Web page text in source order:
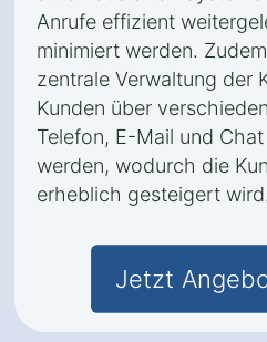
Anrufe effizient
minimiert werden.
zentrale Verwaltung der
Kunden über
Telefon, E-Mail und
werden, wodurch die
erheblich gesteigert wird.
Jetzt